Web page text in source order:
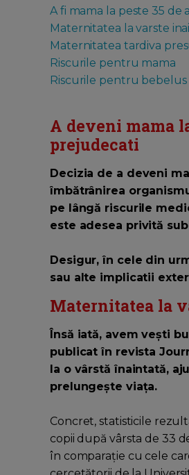
A fi mama la peste 35
Maternitatea la varste
Maternitatea tardiva
Riscurile pentru mama
Riscurile pentru bebelus
A deveni mama
prejudecati
Decizia de a deveni
îmbătrânirea
pe lângă riscurile
este adesea privită
Desigur, în cele din
sau alte implicatii
Maternitatea la
Însă iată, avem vești
publicat în revista
la o vârstă înaintată,
prelungește viața.
Concret, statisticile
copii după vârsta de 33
în comparație cu cele